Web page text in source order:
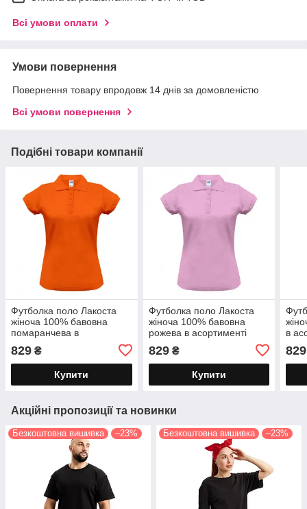
Всі умови оплати
Умови повернення
Повернення товару впродовж 14 днів за домовленістю
Всі умови повернення
Подібні товари компанії
Футболка поло Лакоста
жіноча 100% бавовна
помаранчева в
829 ₴
Купити
Футболка поло Лакоста
жіноча 100% бавовна
рожева в асортименті
829₴
Купити
в
829
Акційні пропозиції та новинки
Безкоштовна вишивка –23% Безкоштовна вишивка –23%